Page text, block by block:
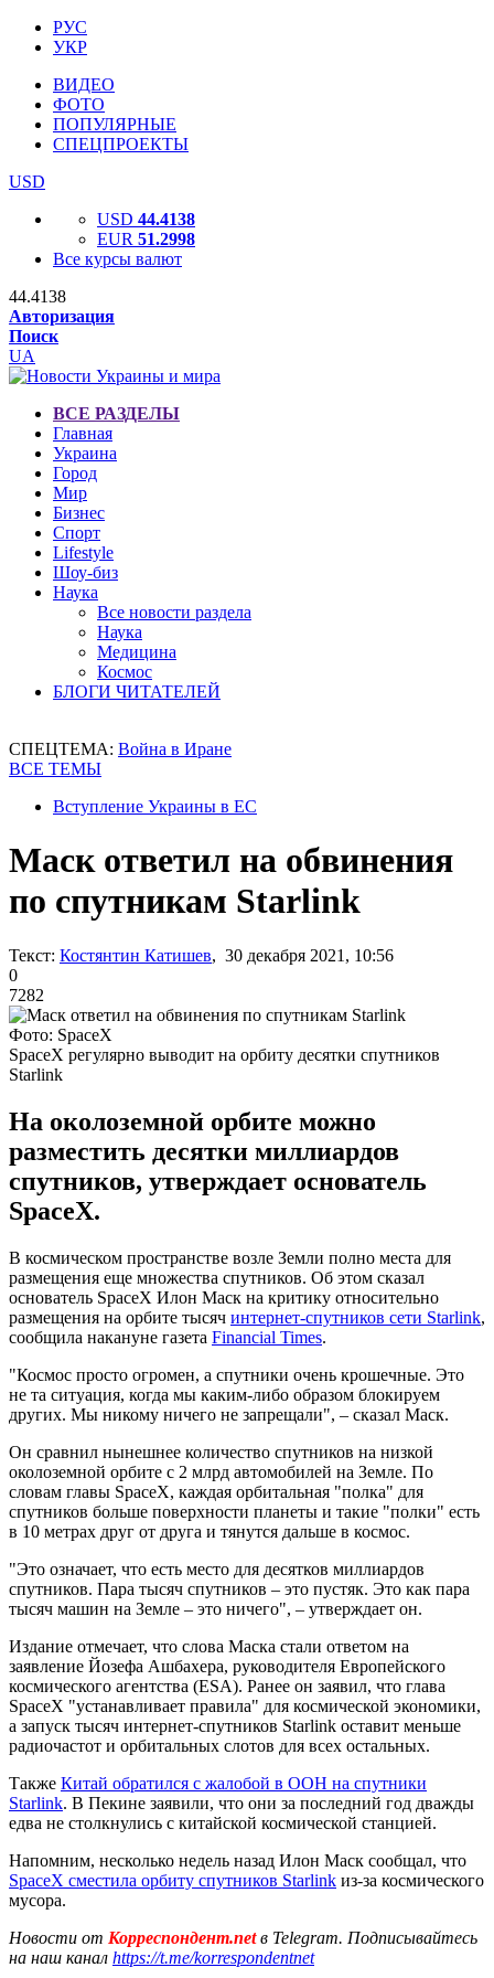
РУС
УКР
ВИДЕО
ФОТО
ПОПУЛЯРНЫЕ
СПЕЦПРОЕКТЫ
USD
USD 44.4138
EUR 51.2998
Все курсы валют
44.4138
Авторизация
Поиск
UA
ВСЕ РАЗДЕЛЫ
Главная
Украина
Город
Мир
Бизнес
Спорт
Lifestyle
Шоу-биз
Наука
Все новости раздела
Наука
Медицина
Космос
БЛОГИ ЧИТАТЕЛЕЙ
СПЕЦТЕМА: Война в Иране
ВСЕ ТЕМЫ
Вступление Украины в ЕС
Маск ответил на обвинения
по спутникам Starlink
Текст: Костянтин Катишев, 30 декабря 2021, 10:56
0
7282
Фото: SpaceX
SpaceX регулярно выводит на орбиту десятки спутников
Starlink
На околоземной орбите можно
разместить десятки миллиардов
спутников, утверждает основатель
SpaceX.
В космическом пространстве возле Земли полно места для
размещения еще множества спутников. Об этом сказал
основатель SpaceX Илон Маск на критику относительно
размещения на орбите тысяч интернет-спутников сети Starlink,
сообщила накануне газета Financial Times.
"Космос просто огромен, а спутники очень крошечные. Это
не та ситуация, когда мы каким-либо образом блокируем
других. Мы никому ничего не запрещали", – сказал Маск.
Он сравнил нынешнее количество спутников на низкой
околоземной орбите с 2 млрд автомобилей на Земле. По
словам главы SpaceX, каждая орбитальная "полка" для
спутников больше поверхности планеты и такие "полки" есть
в 10 метрах друг от друга и тянутся дальше в космос.
"Это означает, что есть место для десятков миллиардов
спутников. Пара тысяч спутников – это пустяк. Это как пара
тысяч машин на Земле – это ничего", – утверждает он.
Издание отмечает, что слова Маска стали ответом на
заявление Йозефа Ашбахера, руководителя Европейского
космического агентства (ESA). Ранее он заявил, что глава
SpaceX "устанавливает правила" для космической экономики,
а запуск тысяч интернет-спутников Starlink оставит меньше
радиочастот и орбитальных слотов для всех остальных.
Также Китай обратился с жалобой в ООН на спутники
Starlink. В Пекине заявили, что они за последний год дважды
едва не столкнулись с китайской космической станцией.
Напомним, несколько недель назад Илон Маск сообщал, что
SpaceX сместила орбиту спутников Starlink из-за космического
мусора.
Новости от Корреспондент.netв Telegram. Подписывайтесь
на наш канал https://t.me/korrespondentnet